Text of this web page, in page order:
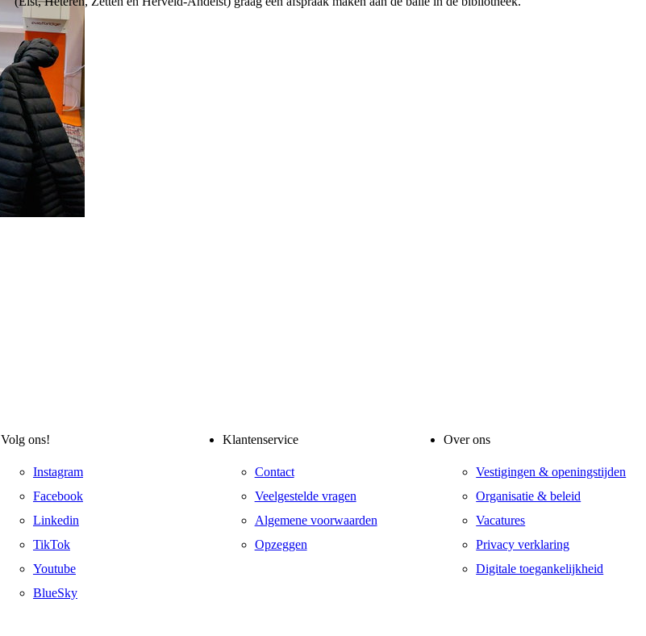
Volg ons!
Instagram
Facebook
Linkedin
TikTok
Youtube
BlueSky
Klantenservice
Contact
Veelgestelde vragen
Algemene voorwaarden
Opzeggen
Over ons
Vestigingen & openingstijden
Organisatie & beleid
Vacatures
Privacy verklaring
Digitale toegankelijkheid